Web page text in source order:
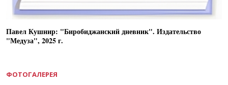
Павел Кушнир: "Биробиджанский дневник". Издательство
"Медуза", 2025 г.
ФОТОГАЛЕРЕЯ